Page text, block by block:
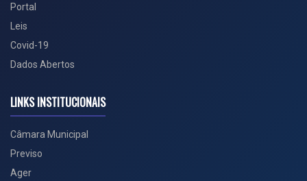
Portal
Leis
Covid-19
Dados Abertos
LINKS INSTITUCIONAIS
Câmara Municipal
Previso
Ager